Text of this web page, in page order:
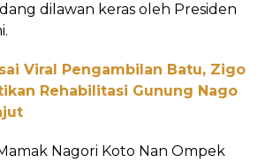
dilawan keras oleh Presiden
Viral Pengambilan Batu, Zigo
Rehabilitasi Gunung Nago
Nagori Koto Nan Ompek